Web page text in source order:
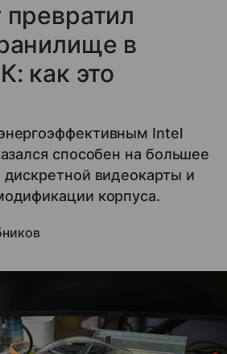
превратил
в
как это
Intel
способен на большее
дискретной видеокарты и
корпуса.